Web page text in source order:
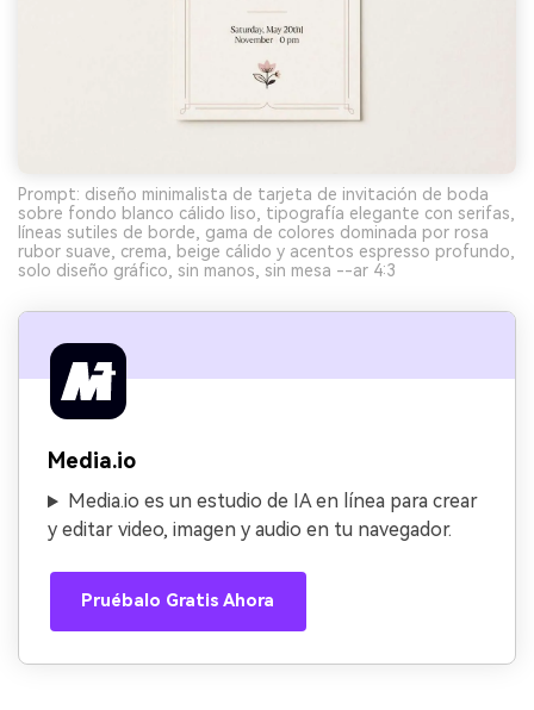
Prompt: diseño minimalista de tarjeta de invitación de boda
sobre fondo blanco cálido liso, tipografía elegante con serifas,
líneas sutiles de borde, gama de colores dominada por rosa
rubor suave, crema, beige cálido y acentos espresso profundo,
solo diseño gráfico, sin manos, sin mesa --ar 4:3
Media.io
Media.io es un estudio de IA en línea para crear
y editar video, imagen y audio en tu navegador.
Pruébalo Gratis Ahora